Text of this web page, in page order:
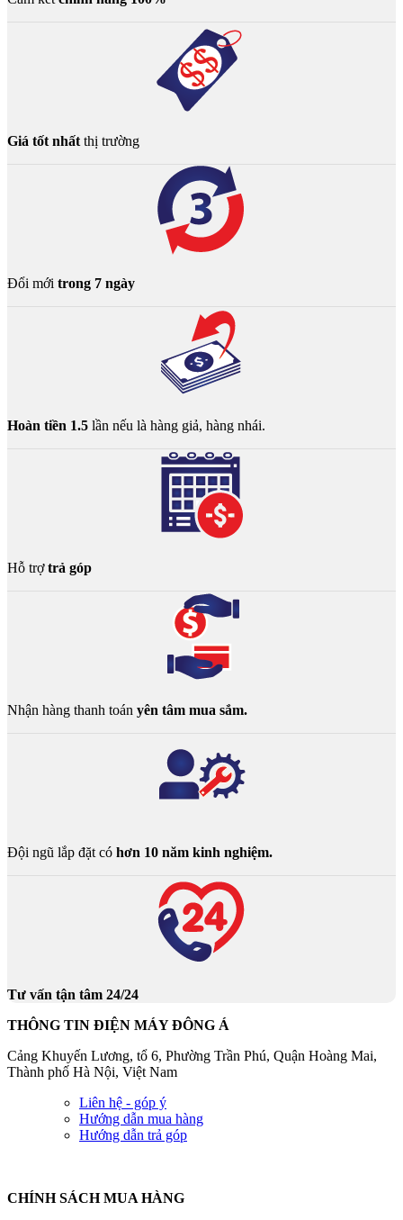
Giá tốt nhất thị trường
Đổi mới trong 7 ngày
Hoàn tiền 1.5 lần nếu là hàng giả, hàng nhái.
Hỗ trợtrả góp
Nhận hàng thanh toán yên tâm mua sắm.
Đội ngũ lắp đặt có hơn 10 năm kinh nghiệm.
Tư vấn tận tâm 24/24
THÔNG TIN ĐIỆN MÁY ĐÔNG Á
Cảng Khuyến Lương, tổ 6, Phường Trần Phú, Quận Hoàng Mai,
Thành phố Hà Nội, Việt Nam
Liên hệ - góp ý
Hướng dẫn mua hàng
Hướng dẫn trả góp
CHÍNH SÁCH MUA HÀNG